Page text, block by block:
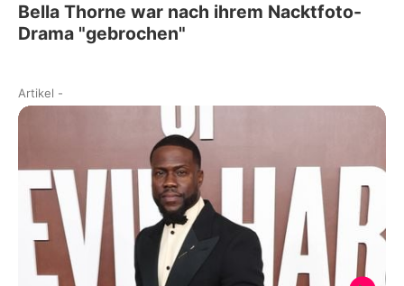
Bella Thorne war nach ihrem Nacktfoto-
Drama "gebrochen"
Artikel -